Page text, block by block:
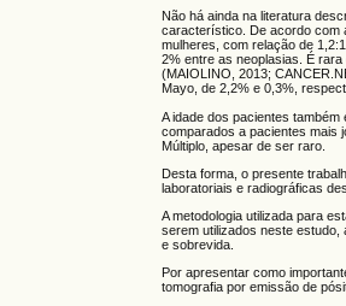
Não há ainda na literatura
característico. De acordo com
mulheres, com relação de
2% entre as neoplasias. É
(MAIOLINO, 2013;
Mayo, de 2,2% e 0,3%,
A idade dos pacientes
comparados a pacientes mais
Múltiplo, apesar de ser raro.
Desta forma, o presente
laboratoriais e radiográficas
A metodologia utilizada para
serem utilizados neste
e sobrevida.
Por apresentar como
tomografia por emissão de